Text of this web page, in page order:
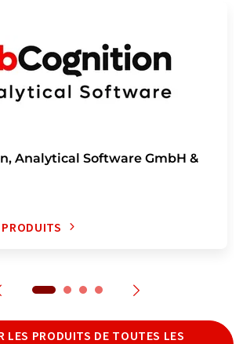
Analytical Software GmbH &
LES PRODUITS DE TOUTES LES